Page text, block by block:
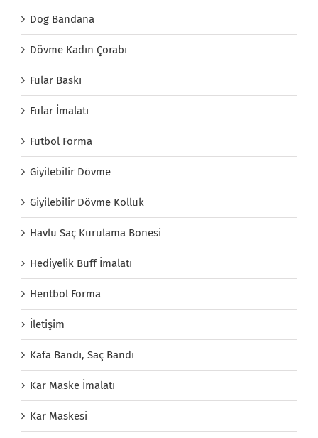
Dog Bandana
Dövme Kadın Çorabı
Fular Baskı
Fular İmalatı
Futbol Forma
Giyilebilir Dövme
Giyilebilir Dövme Kolluk
Havlu Saç Kurulama Bonesi
Hediyelik Buff İmalatı
Hentbol Forma
İletişim
Kafa Bandı, Saç Bandı
Kar Maske İmalatı
Kar Maskesi